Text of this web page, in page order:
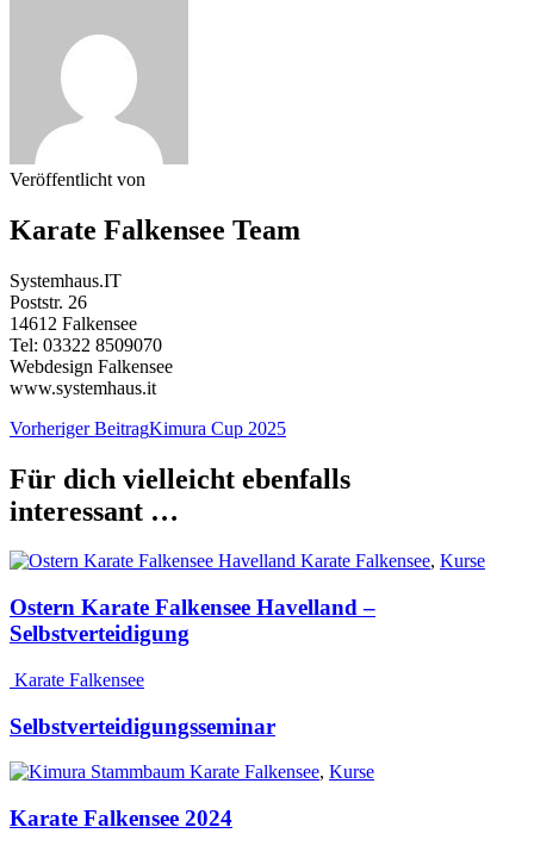
Veröffentlicht von
Karate Falkensee Team
Systemhaus.IT
Poststr. 26
14612 Falkensee
Tel: 03322 8509070
Webdesign Falkensee
www.systemhaus.it
Beitragsnavigation
Vorheriger BeitragKimura Cup 2025
Für dich vielleicht ebenfalls
interessant …
Karate Falkensee, Kurse
Ostern Karate Falkensee Havelland –
Selbstverteidigung
Karate Falkensee
Selbstverteidigungsseminar
Karate Falkensee, Kurse
Karate Falkensee 2024